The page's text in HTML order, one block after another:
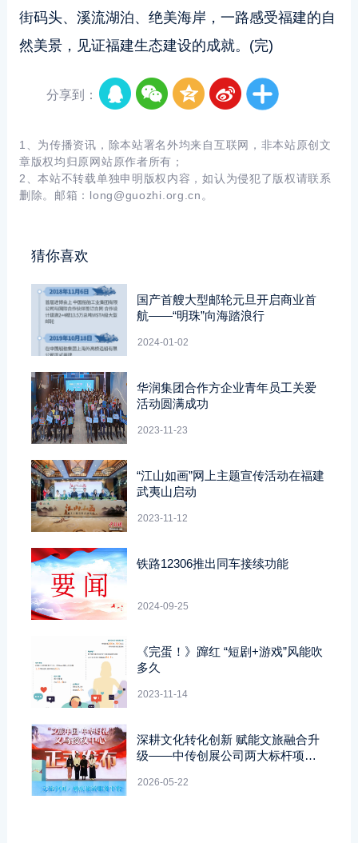
街码头、溪流湖泊、绝美海岸，一路感受福建的自
然美景，见证福建生态建设的成就。(完)
分享到：
1、为传播资讯，除本站署名外均来自互联网，非本站原创文
章版权均归原网站原作者所有；
2、本站不转载单独申明版权内容，如认为侵犯了版权请联系
删除。邮箱： long@guozhi.org.cn。
猜你喜欢
国产首艘大型邮轮元旦开启商业首
航——“明珠”向海踏浪行
2024-01-02
华润集团合作方企业青年员工关爱
活动圆满成功
2023-11-23
“江山如画”网上主题宣传活动在福建
武夷山启动
2023-11-12
铁路12306推出同车接续功能
2024-09-25
《完蛋！》蹿红 “短剧+游戏”风能吹
多久
2023-11-14
深耕文化转化创新 赋能文旅融合升
级——中传创展公司两大标杆项目
2026-05-22